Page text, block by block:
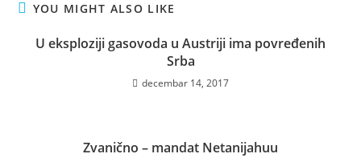
YOU MIGHT ALSO LIKE
U eksploziji gasovoda u Austriji ima povređenih
Srba
decembar 14, 2017
Zvanično – mandat Netanijahuu